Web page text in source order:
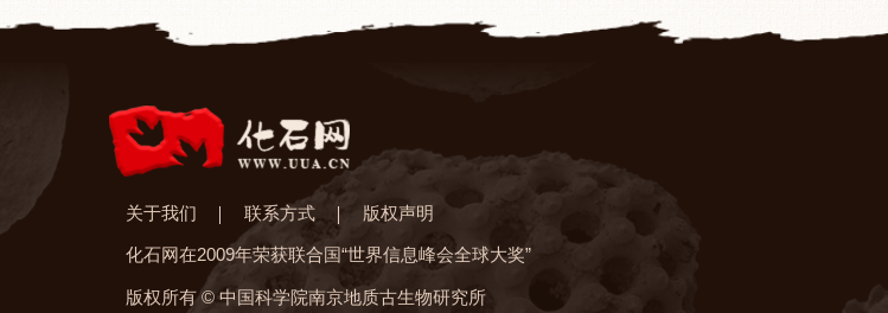
关于我们 联系方式 版权声明
化石网在2009年荣获联合国“世界信息峰会全球大奖”
版权所有 © 中国科学院南京地质古生物研究所